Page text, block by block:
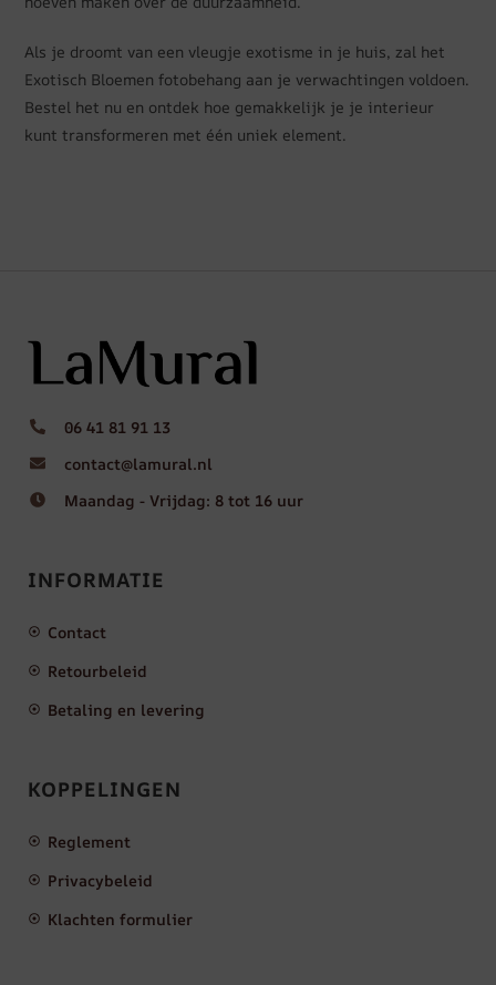
Als je droomt van een vleugje exotisme in je huis, zal het
Exotisch Bloemen fotobehang aan je verwachtingen voldoen.
Bestel het nu en ontdek hoe gemakkelijk je je interieur
kunt transformeren met één uniek element.
06 41 81 91 13
contact@lamural.nl
Maandag - Vrijdag: 8 tot 16 uur
INFORMATIE
Contact
Retourbeleid
Betaling en levering
KOPPELINGEN
Reglement
Privacybeleid
Klachten formulier